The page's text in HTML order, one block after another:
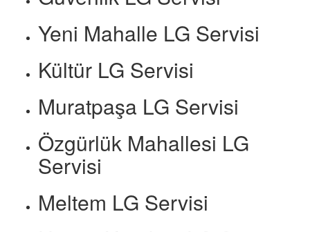
Yeni Mahalle LG Servisi
Kültür LG Servisi
Muratpaşa LG Servisi
Özgürlük Mahallesi LG
Servisi
Meltem LG Servisi